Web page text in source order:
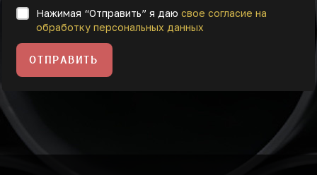
Нажимая “Отправить” я даю свое согласие на
обработку персональных данных
ОТПРАВИТЬ